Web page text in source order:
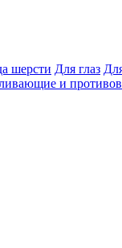
шерсти Для глаз
и